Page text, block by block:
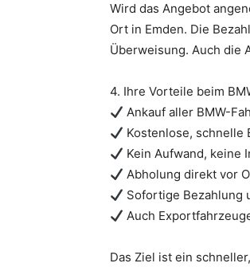
Wird das Angebot
Ort in Emden. Die
Überweisung. Auch die
4. Ihre Vorteile beim
Ankauf aller BMW-
Kostenlose, schnelle
Kein Aufwand, keine
Abholung direkt vor
Sofortige Bezahlung
Auch
Das Ziel ist ein